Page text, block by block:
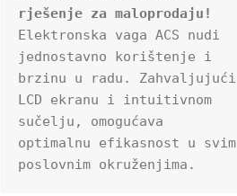
rješenje za maloprodaju!
Elektronska vaga ACS nudi
jednostavno korištenje i
brzinu u radu. Zahvaljujući
LCD ekranu i intuitivnom
sučelju, omogućava
optimalnu efikasnost u svim
poslovnim okruženjima.